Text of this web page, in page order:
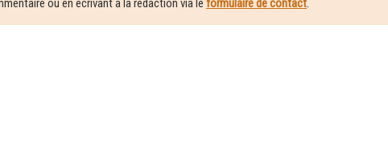
ou en écrivant à la rédaction via le formulaire de contact.